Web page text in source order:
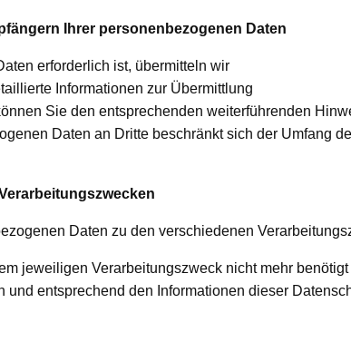
Ihrer personenbezogenen Daten
erforderlich ist, übermitteln wir
Informationen zur Übermittlung
Sie den entsprechenden weiterführenden
Daten an Dritte beschränkt sich der Umfang
Daten zu den verschiedenen
jeweiligen Verarbeitungszweck nicht mehr
entsprechend den Informationen dieser